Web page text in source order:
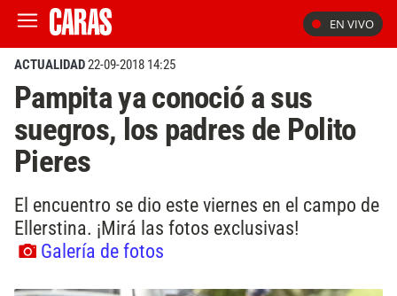
EN VIVO
ACTUALIDAD22-09-2018 14:25
Pampita ya conoció a sus
suegros, los padres de Polito
Pieres
El encuentro se dio este viernes en el campo de
Ellerstina. ¡Mirá las fotos exclusivas!
Galería de fotos